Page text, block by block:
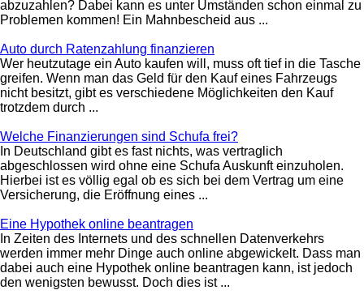
abzuzahlen? Dabei kann es unter Umständen schon einmal zu
Problemen kommen! Ein Mahnbescheid aus ...
Auto durch Ratenzahlung finanzieren
Wer heutzutage ein Auto kaufen will, muss oft tief in die Tasche
greifen. Wenn man das Geld für den Kauf eines Fahrzeugs
nicht besitzt, gibt es verschiedene Möglichkeiten den Kauf
trotzdem durch ...
Welche Finanzierungen sind Schufa frei?
In Deutschland gibt es fast nichts, was vertraglich
abgeschlossen wird ohne eine Schufa Auskunft einzuholen.
Hierbei ist es völlig egal ob es sich bei dem Vertrag um eine
Versicherung, die Eröffnung eines ...
Eine Hypothek online beantragen
In Zeiten des Internets und des schnellen Datenverkehrs
werden immer mehr Dinge auch online abgewickelt. Dass man
dabei auch eine Hypothek online beantragen kann, ist jedoch
den wenigsten bewusst. Doch dies ist ...